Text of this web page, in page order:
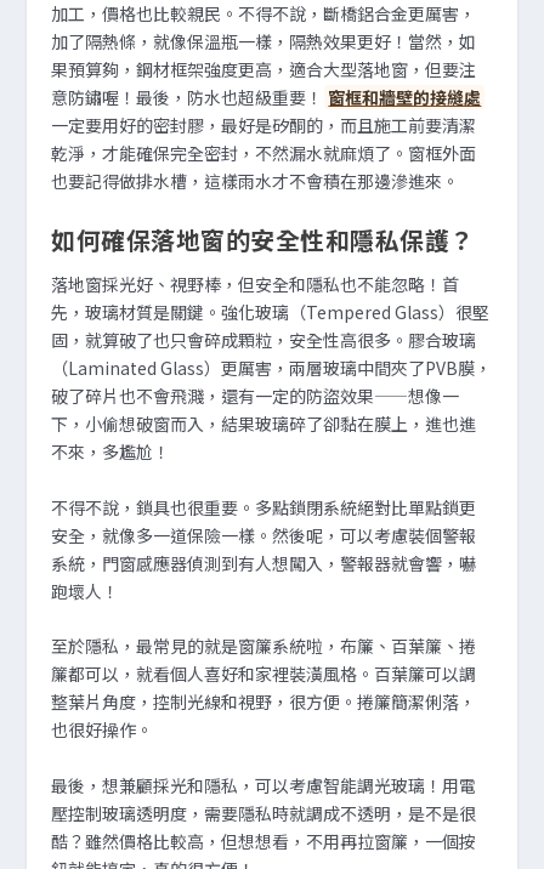
加工，價格也比較親民。不得不說，斷橋鋁合金更厲害，
加了隔熱條，就像保溫瓶一樣，隔熱效果更好！當然，如
果預算夠，鋼材框架強度更高，適合大型落地窗，但要注
意防鏽喔！最後，防水也超級重要！ 窗框和牆壁的接縫處
一定要用好的密封膠，最好是矽酮的，而且施工前要清潔
乾淨，才能確保完全密封，不然漏水就麻煩了。窗框外面
也要記得做排水槽，這樣雨水才不會積在那邊滲進來。
如何確保落地窗的安全性和隱私保護？
落地窗採光好、視野棒，但安全和隱私也不能忽略！首
先，玻璃材質是關鍵。強化玻璃（Tempered Glass）很堅
固，就算破了也只會碎成顆粒，安全性高很多。膠合玻璃
（Laminated Glass）更厲害，兩層玻璃中間夾了PVB膜，
破了碎片也不會飛濺，還有一定的防盜效果——想像一
下，小偷想破窗而入，結果玻璃碎了卻黏在膜上，進也進
不來，多尷尬！
不得不說，鎖具也很重要。多點鎖閉系統絕對比單點鎖更
安全，就像多一道保險一樣。然後呢，可以考慮裝個警報
系統，門窗感應器偵測到有人想闖入，警報器就會響，嚇
跑壞人！
至於隱私，最常見的就是窗簾系統啦，布簾、百葉簾、捲
簾都可以，就看個人喜好和家裡裝潢風格。百葉簾可以調
整葉片角度，控制光線和視野，很方便。捲簾簡潔俐落，
也很好操作。
最後，想兼顧採光和隱私，可以考慮智能調光玻璃！用電
壓控制玻璃透明度，需要隱私時就調成不透明，是不是很
酷？雖然價格比較高，但想想看，不用再拉窗簾，一個按